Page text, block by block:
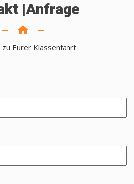
|Anfrage
zu Eurer Klassenfahrt